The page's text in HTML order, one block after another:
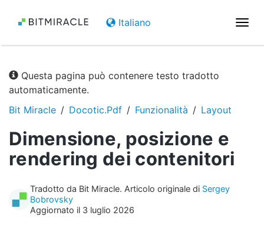
Italiano
Questa pagina può contenere testo tradotto
automaticamente.
Bit Miracle
Docotic.Pdf Funzionalità Layout
Dimensione, posizione e
rendering dei contenitori
Tradotto da Bit Miracle. Articolo originale di Sergey
Bobrovsky
Aggiornato il 3 luglio 2026